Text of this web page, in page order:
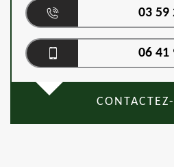
03 59
06 41